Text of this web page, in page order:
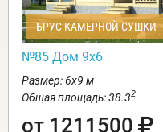
БРУС КАМЕРНОЙ СУШКИ
№85 Дом 9х6
Размер: 6х9 м
Общая площадь: 38.32
от 1211500